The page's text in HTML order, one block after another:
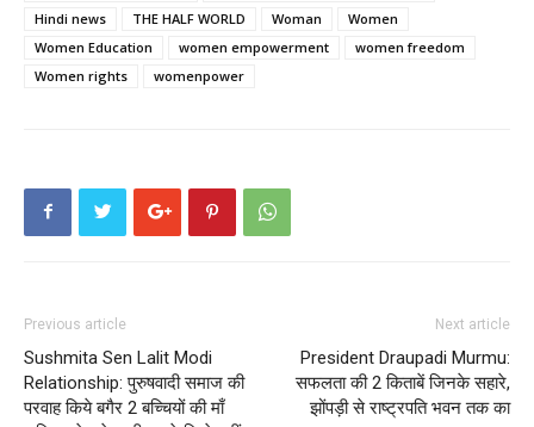
Hindi news
THE HALF WORLD Woman
Women
Women Education
women empowerment
women freedom
Women rights
womenpower
Previous article
Sushmita Sen Lalit Modi
Relationship: पुरुषवादी समाज की
परवाह किये बगैर 2 बच्चियों की माँ
Next article
President Draupadi Murmu:
सफलता की 2 किताबें जिनके सहारे,
झोंपड़ी से राष्ट्रपति भवन तक का